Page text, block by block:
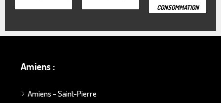
CONSOMMATION
Amiens :
Amiens - Saint-Pierre